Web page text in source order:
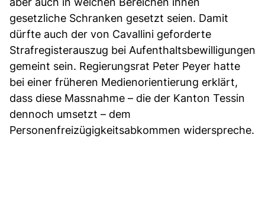
gesetzliche Schranken gesetzt seien. Damit
dürfte auch der von Cavallini geforderte
Strafregisterauszug bei Aufenthaltsbewilligungen
gemeint sein. Regierungsrat Peter Peyer hatte
bei einer früheren Medienorientierung erklärt,
dass diese Massnahme – die der Kanton Tessin
dennoch umsetzt – dem
Personenfreizügigkeitsabkommen widerspreche.